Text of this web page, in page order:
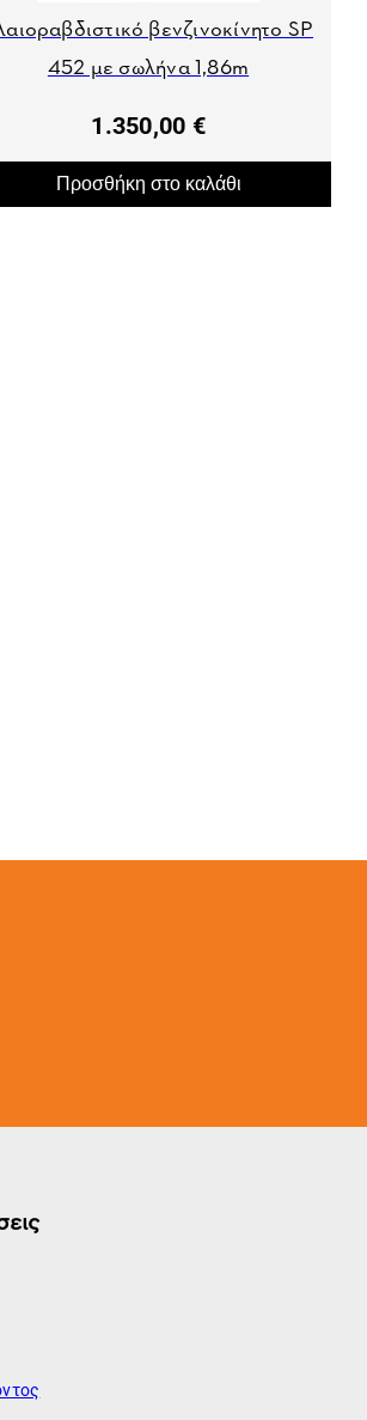
βενζινοκίνητο SP
452 με σωλήνα 1,86m
1.350,00 €
Προσθήκη στο καλάθι